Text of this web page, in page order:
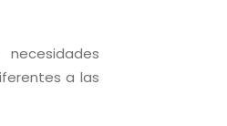
a las